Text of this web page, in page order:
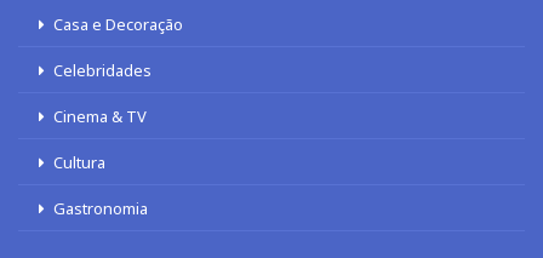
Casa e Decoração
Celebridades
Cinema & TV
Cultura
Gastronomia